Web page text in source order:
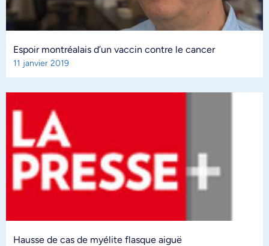
Espoir montréalais d’un vaccin contre le cancer
11 janvier 2019
Hausse de cas de myélite flasque aiguë